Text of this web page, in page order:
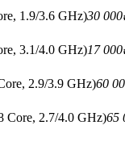
1.9/3.6 GHz)30 000
3.1/4.0 GHz)17 000
2.9/3.9 GHz)60
Core, 2.7/4.0 GHz)65